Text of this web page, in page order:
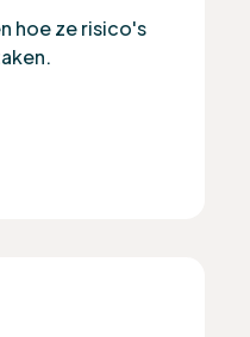
hoe ze risico's